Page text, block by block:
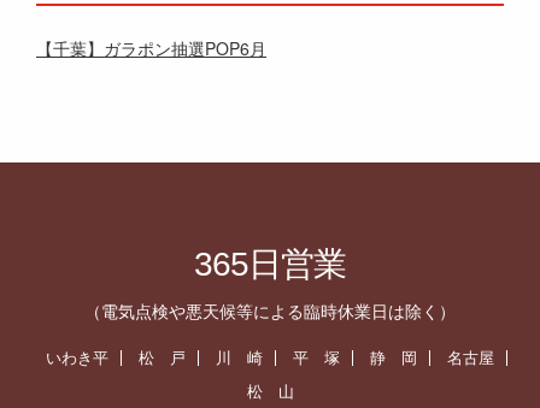
【千葉】ガラポン抽選POP6月
365日営業
（電気点検や悪天候等による臨時休業日は除く）
いわき平 松 戸 川 崎 平 塚 静 岡
名古屋
松 山